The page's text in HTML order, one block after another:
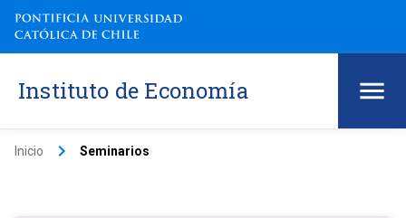
Instituto de Economía
Inicio keyboard_arrow_right Seminarios